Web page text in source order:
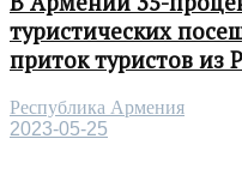
туристических
приток туристов из
Республика Армения
2023-05-25